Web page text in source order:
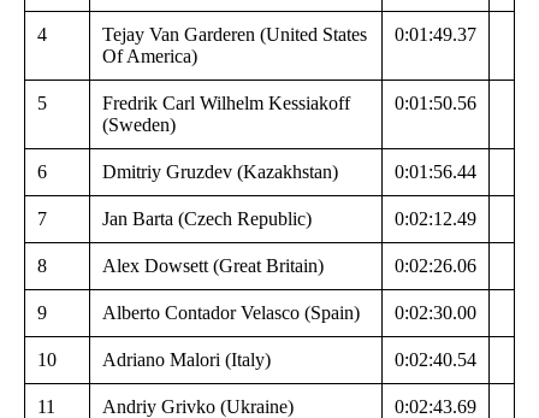
4
Tejay Van Garderen (United States
Of America)
0:01:49.37
5
Fredrik Carl Wilhelm Kessiakoff
(Sweden)
0:01:50.56
6 Dmitriy Gruzdev (Kazakhstan) 0:01:56.44
7 Jan Barta (Czech Republic) 0:02:12.49
8 Alex Dowsett (Great Britain) 0:02:26.06
9 Alberto Contador Velasco (Spain) 0:02:30.00
10 Adriano Malori (Italy) 0:02:40.54
11 Andriy Grivko (Ukraine) 0:02:43.69